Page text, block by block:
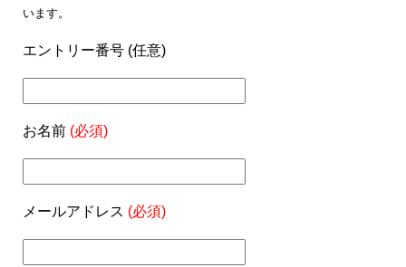
います。
エントリー番号 (任意)
お名前 (必須)
メールアドレス (必須)